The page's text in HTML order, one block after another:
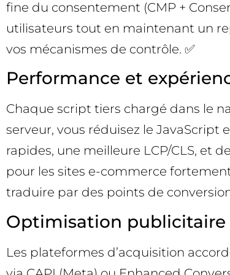
fine du consentement (CMP +
utilisateurs tout en maintenant un
vos mécanismes de contrôle. ✅
Performance et
Chaque script tiers chargé dans le
serveur, vous réduisez le
rapides, une meilleure LCP/CLS, et
pour les sites e-commerce
traduire par des points de
Optimisation publicitaire
Les plateformes d’acquisition